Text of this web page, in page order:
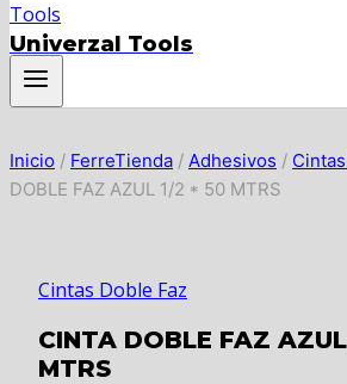
Univerzal Tools
Inicio / FerreTienda / Adhesivos /
DOBLE FAZ AZUL 1/2 * 50 MTRS
Cintas Doble Faz
CINTA DOBLE FAZ
MTRS